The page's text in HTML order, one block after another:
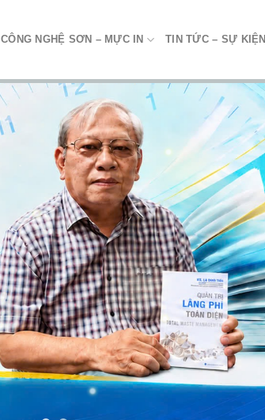
CÔNG NGHỆ SƠN – MỰC IN TIN TỨC – SỰ KIỆN